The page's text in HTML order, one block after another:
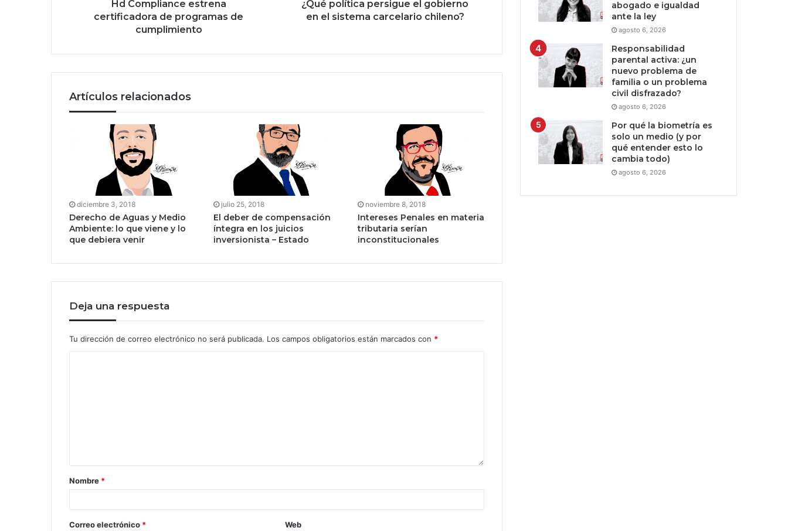
Hd Compliance estrena
certificadora de programas de
cumplimiento
¿Qué política persigue el gobierno
en el sistema carcelario chileno?
Artículos relacionados
diciembre 3, 2018
Derecho de Aguas y Medio
Ambiente: lo que viene y lo
que debiera venir
julio 25, 2018
El deber de compensación
íntegra en los juicios
inversionista – Estado
noviembre 8, 2018
Intereses Penales en materia
tributaria serían
inconstitucionales
Deja una respuesta
Tu dirección de correo electrónico no será publicada. Los campos obligatorios están marcados con *
Nombre *
Correo electrónico * Web
abogado e igualdad
ante la ley
agosto 6, 2026
Responsabilidad
parental activa: ¿un
nuevo problema de
familia o un problema
civil disfrazado?
agosto 6, 2026
Por qué la biometría es
solo un medio (y por
qué entender esto lo
cambia todo)
agosto 6, 2026